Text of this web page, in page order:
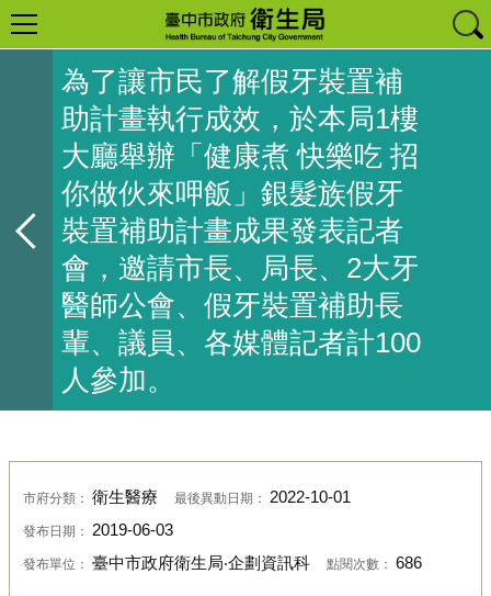
為了讓市民了解假牙裝置補
助計畫執行成效，於本局1樓
大廳舉辦「健康煮 快樂吃 招
你做伙來呷飯」銀髮族假牙
裝置補助計畫成果發表記者
會，邀請市長、局長、2大牙
醫師公會、假牙裝置補助長
輩、議員、各媒體記者計100
人參加。
市府分類： 衛生醫療 最後異動日期： 2022-10-01
發布日期： 2019-06-03
發布單位： 臺中市政府衛生局‧企劃資訊科 點閱次數： 686